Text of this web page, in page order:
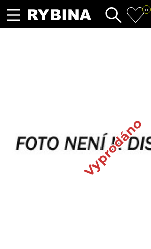
0
Vyprodáno